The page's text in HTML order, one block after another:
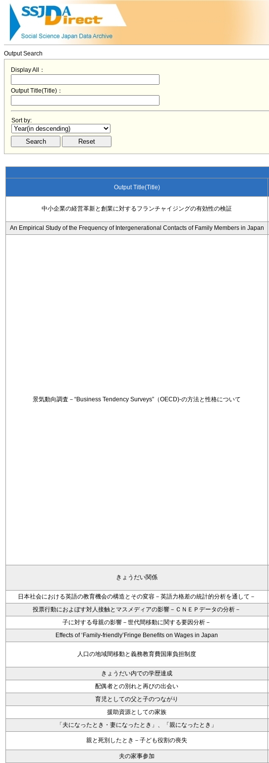
Output Search
Display All：
Output Title(Title)：
Sort by:
Output Title(Title)
中小企業の経営革新と創業に対するフランチャイジングの有効性の検証
An Empirical Study of the Frequency of Intergenerational Contacts of Family Members in Japan
景気動向調査－“Business Tendency Surveys”（OECD)-の方法と性格について
きょうだい関係
日本社会における英語の教育機会の構造とその変容－英語力格差の統計的分析を通して－
投票行動におよぼす対人接触とマスメディアの影響－ＣＮＥＰデータの分析－
子に対する母親の影響－世代間移動に関する要因分析－
Effects of ‘Family-friendly’Fringe Benefits on Wages in Japan
人口の地域間移動と義務教育費国庫負担制度
きょうだい内での学歴達成
配偶者との別れと再びの出会い
育児としての父と子のつながり
援助資源としての家族
「夫になったとき・妻になったとき」、「親になったとき」
親と死別したとき－子ども役割の喪失
夫の家事参加